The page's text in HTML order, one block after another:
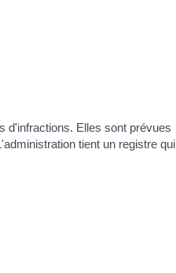
d'infractions. Elles sont prévues
tient un registre qui